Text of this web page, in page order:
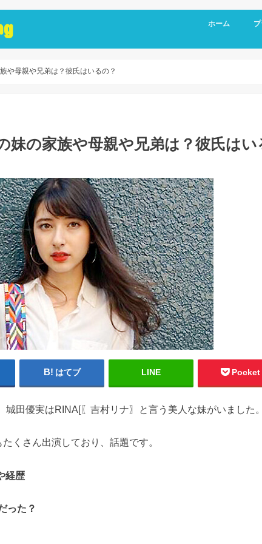
ホーム
や母親や兄弟は？彼氏はいるの？
妹の家族や母親や兄弟は？彼氏はい
はてブ LINE Pocket
城田優実はRINA[〖吉村リナ〗と言う美人な妹がいました。
くさん出演しており、話題です。
経歴
った？